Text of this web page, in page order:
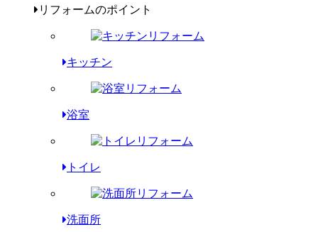
リフォームのポイント
キッチン
浴室
トイレ
洗面所